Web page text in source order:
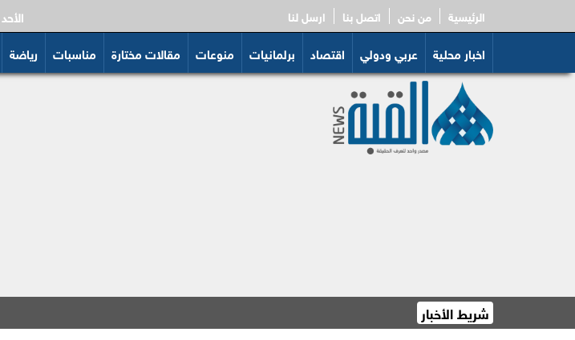
الرئيسية من نحن اتصل بنا ارسل لنا
2026-08-09 - الأحد
اخبار محلية
عربي ودولي اقتصاد برلمانيات منوعات مقالات مختارة مناسبات رياضة
شريط الأخبار